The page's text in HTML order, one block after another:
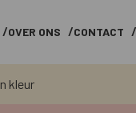
OVER ONS CONTACT
kleur